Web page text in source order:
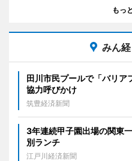
もっ
みん
田川市民プールで「バリ
協力呼びかけ
筑豊経済新聞
3年連続甲子園出場の関東
別ランチ
江戸川経済新聞